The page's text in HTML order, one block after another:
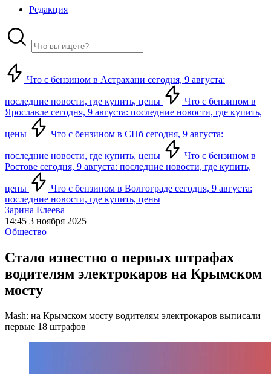
Редакция
Что с бензином в Астрахани сегодня, 9 августа:
последние новости, где купить, цены
Что с бензином в
Ярославле сегодня, 9 августа: последние новости, где купить,
цены Что с бензином в СПб сегодня, 9 августа:
последние новости, где купить, цены
Что с бензином в
Ростове сегодня, 9 августа: последние новости, где купить,
цены
Что с бензином в Волгограде сегодня, 9 августа:
последние новости, где купить, цены
Зарина Елеева
14:45 3 ноября 2025
Общество
Стало известно о первых штрафах
водителям электрокаров на Крымском
мосту
Mash: на Крымском мосту водителям электрокаров выписали
первые 18 штрафов